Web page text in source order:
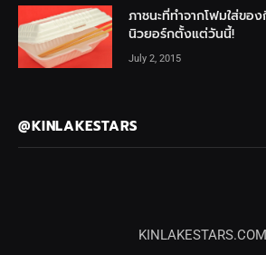
ภาชนะที่ทำจากโฟมใส่ขอ
นิวยอร์กตั้งแต่วันนี้!
July 2, 2015
@KINLAKESTARS
KINLAKESTARS.COM